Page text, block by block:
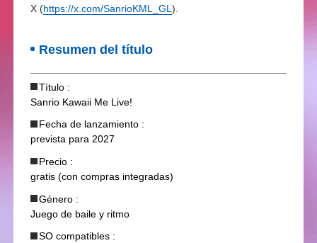
X (https://x.com/SanrioKML_GL).
Resumen del título
Título :
Sanrio Kawaii Me Live!
Fecha de lanzamiento :
prevista para 2027
Precio :
gratis (con compras integradas)
Género :
Juego de baile y ritmo
SO compatibles :